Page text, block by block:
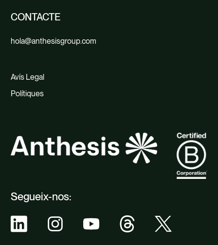
Segueix-nos:
CONTACTE
hola@anthesisgroup.com
Avís Legal
Polítiques